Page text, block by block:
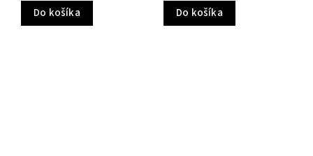
Do košíka Do košíka